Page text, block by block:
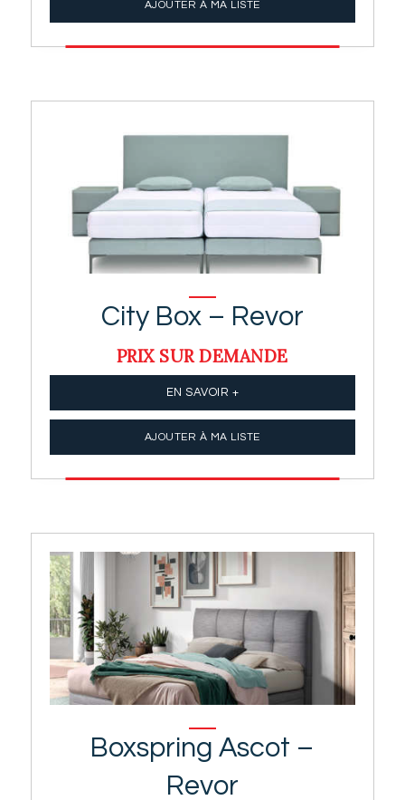
AJOUTER À MA LISTE
City Box – Revor
PRIX SUR DEMANDE
EN SAVOIR +
AJOUTER À MA LISTE
Boxspring Ascot –
Revor